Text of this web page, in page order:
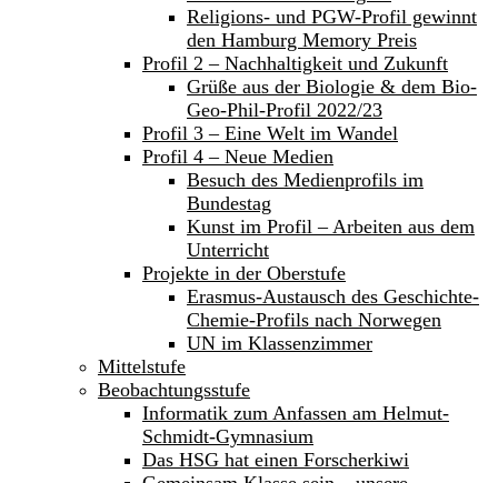
Religions- und PGW-Profil gewinnt
den Hamburg Memory Preis
Profil 2 – Nachhaltigkeit und Zukunft
Grüße aus der Biologie & dem Bio-
Geo-Phil-Profil 2022/23
Profil 3 – Eine Welt im Wandel
Profil 4 – Neue Medien
Besuch des Medienprofils im
Bundestag
Kunst im Profil – Arbeiten aus dem
Unterricht
Projekte in der Oberstufe
Erasmus-Austausch des Geschichte-
Chemie-Profils nach Norwegen
UN im Klassenzimmer
Mittelstufe
Beobachtungsstufe
Informatik zum Anfassen am Helmut-
Schmidt-Gymnasium
Das HSG hat einen Forscherkiwi